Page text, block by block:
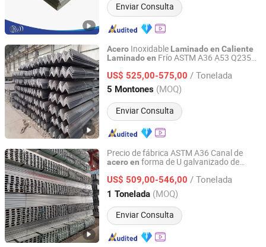
Enviar Consulta
Acero Inoxidable Laminadoen Caliente
Laminadoen Frío ASTM A36 A53 Q235
Hierro Desigual Igual Lados Ranurados
Personalizados Ángulo de
Laminadoen Caliente
US$ 525,00-575,00 / Tonelada
5 Montones (MOQ)
Enviar Consulta
Baixinxin Metal Materials (Jinan) Co., Ltd.
Shandong, China Desde 2026
Precio de fábrica ASTM A36 Canal de
aceroen forma de U galvanizado de
canal estructural deaceroal carbono Ms
Canal de
acero enforma de U/C
canal
US$ 509,00-546,00 / Tonelada
1 Tonelada (MOQ)
Enviar Consulta
Baixinxin Metal Materials (Jinan) Co., Ltd.
Shandong, China Desde 2026